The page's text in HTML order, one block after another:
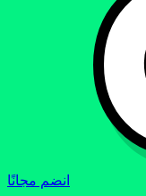
انضم مجانًا